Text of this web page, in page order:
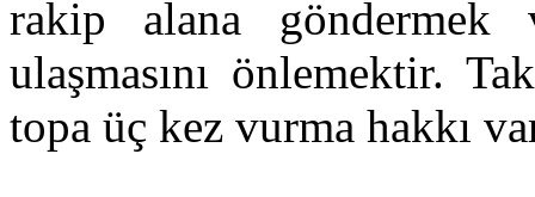
rakip alana göndermek
ulaşmasını önlemektir.
topa üç kez vurma hakkı